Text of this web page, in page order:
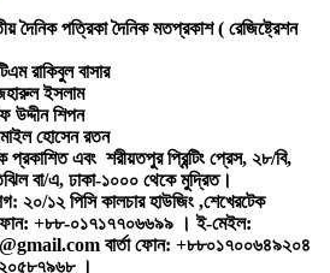
দৈনিক পত্রিকা দৈনিক মতপ্রকাশ ( রেজিষ্ট্রেশন
রাকিবুল বাসার
ইসলাম
উদ্দীন শিপন
হোসেন রতন
এবং শরীয়তপুর প্রিন্টিং প্রেস, ২৮/বি,
বা/এ, ঢাকা-১০০০ থেকে মুদ্রিত।
২০/১২ পিসি কালচার হাউজিং ,শেখেরটেক
+৮৮-০১৭১৭৭০৬৬৯৯ । ই-মেইল:
বার্তা ফোন: +৮৮০১৭০০৬৪৯২০৪
।